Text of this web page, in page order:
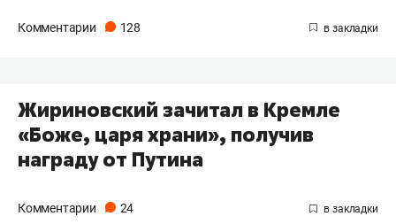
Комментарии 128
Жириновский зачитал в Кремле
«Боже, царя храни», получив
награду от Путина
Комментарии 24